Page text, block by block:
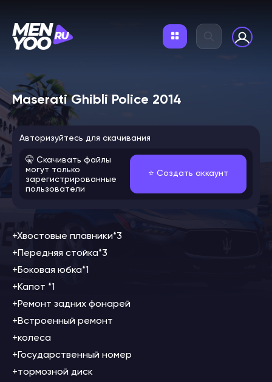
Maserati Ghibli Police 2014
Авторизуйтесь для скачивания
🤫 Скачивать файлы
могут только
зарегистрированные
пользователи
⭐️ Создать аккаунт
+Хвостовые плавники*3
+Передняя стойка*3
+Боковая юбка*1
+Капот *1
+Ремонт задних фонарей
+Встроенный ремонт
+колеса
+Государственный номер
+тормозной диск